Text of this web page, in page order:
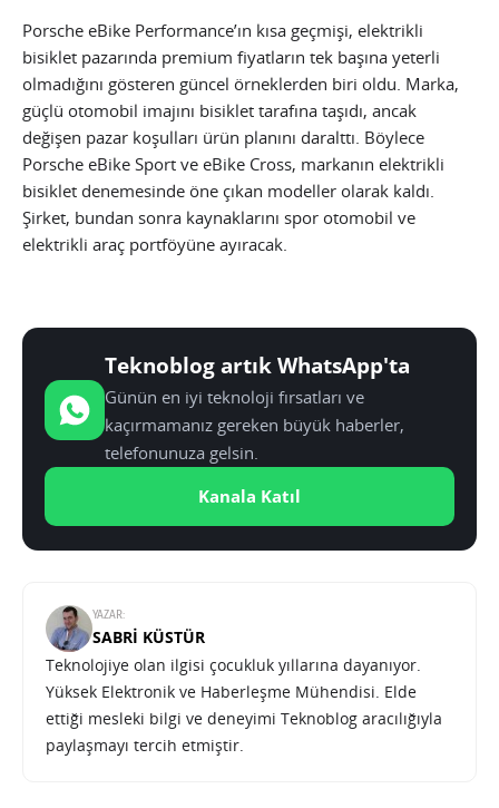
Porsche eBike Performance’ın kısa geçmişi, elektrikli
bisiklet pazarında premium fiyatların tek başına yeterli
olmadığını gösteren güncel örneklerden biri oldu. Marka,
güçlü otomobil imajını bisiklet tarafına taşıdı, ancak
değişen pazar koşulları ürün planını daralttı. Böylece
Porsche eBike Sport ve eBike Cross, markanın elektrikli
bisiklet denemesinde öne çıkan modeller olarak kaldı.
Şirket, bundan sonra kaynaklarını spor otomobil ve
elektrikli araç portföyüne ayıracak.
Teknoblog artık WhatsApp'ta
Günün en iyi teknoloji fırsatları ve
kaçırmamanız gereken büyük haberler,
telefonunuza gelsin.
Kanala Katıl
YAZAR:
SABRI KÜSTÜR
Teknolojiye olan ilgisi çocukluk yıllarına dayanıyor.
Yüksek Elektronik ve Haberleşme Mühendisi. Elde
ettiği mesleki bilgi ve deneyimi Teknoblog aracılığıyla
paylaşmayı tercih etmiştir.